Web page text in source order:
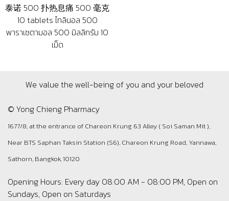
泰诺 500 扑热息痛 500 毫克
10 tablets ไทลินอล 500
พาราเซตามอล 500 มิลลิกรัม 10
เม็ด
We value the well-being of you and your beloved
© Yong Chieng Pharmacy
1677/8, at the entrance of Chareon Krung 63 Alley ( Soi Saman Mit ),
Near BTS Saphan Taksin Station (S6), Chareon Krung Road, Yannawa,
Sathorn, Bangkok, 10120
Opening Hours: Every day 08:00 AM - 08:00 PM, Open on
Sundays, Open on Saturdays